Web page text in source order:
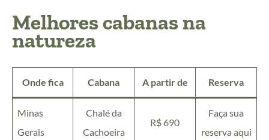
Melhores cabanas na
natureza
Onde fica Cabana A partir de Reserva
Minas
Gerais
Chalé da
Cachoeira
R$ 690
Faça sua
reserva aqui